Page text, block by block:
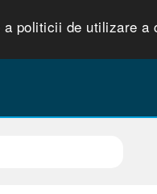
politicii de utilizare a